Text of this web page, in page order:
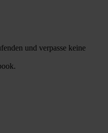
und verpasse keine